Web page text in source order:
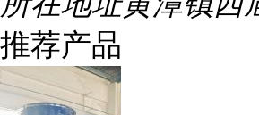
推荐产品